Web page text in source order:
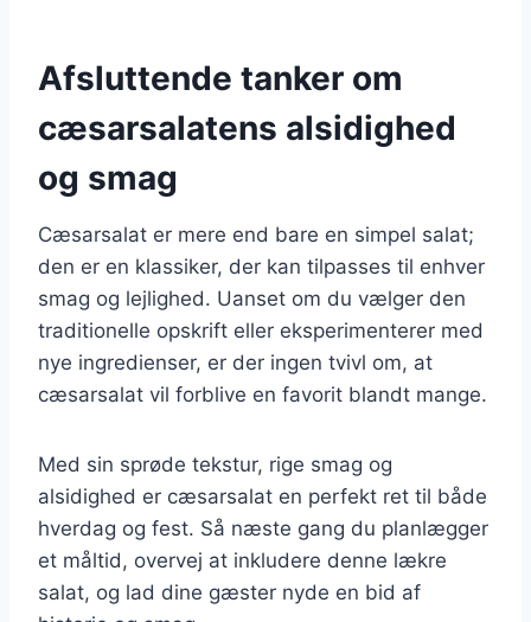
Afsluttende tanker om
cæsarsalatens alsidighed
og smag
Cæsarsalat er mere end bare en simpel salat;
den er en klassiker, der kan tilpasses til enhver
smag og lejlighed. Uanset om du vælger den
traditionelle opskrift eller eksperimenterer med
nye ingredienser, er der ingen tvivl om, at
cæsarsalat vil forblive en favorit blandt mange.
Med sin sprøde tekstur, rige smag og
alsidighed er cæsarsalat en perfekt ret til både
hverdag og fest. Så næste gang du planlægger
et måltid, overvej at inkludere denne lækre
salat, og lad dine gæster nyde en bid af